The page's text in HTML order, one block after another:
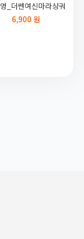
_더쎈여신마라샹궈
6,900 원